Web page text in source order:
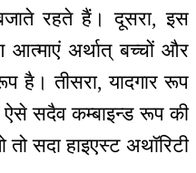
रहते हैं। दूसरा, इस
आत्माएं अर्थात् बच्चों और
है। तीसरा, यादगार रूप
सदैव कम्बाइन्ड रूप की
सदा हाइएस्ट अथॉरिटी